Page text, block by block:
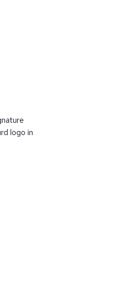
logo in